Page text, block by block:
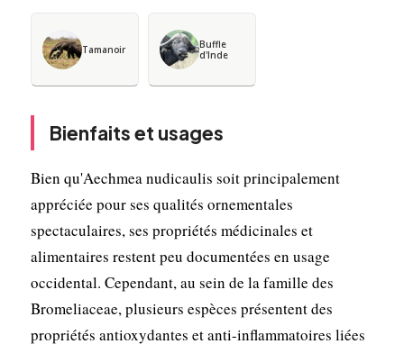
Tamanoir
Buffle
d'Inde
Bienfaits et usages
Bien qu'Aechmea nudicaulis soit principalement
appréciée pour ses qualités ornementales
spectaculaires, ses propriétés médicinales et
alimentaires restent peu documentées en usage
occidental. Cependant, au sein de la famille des
Bromeliaceae, plusieurs espèces présentent des
propriétés antioxydantes et anti-inflammatoires liées